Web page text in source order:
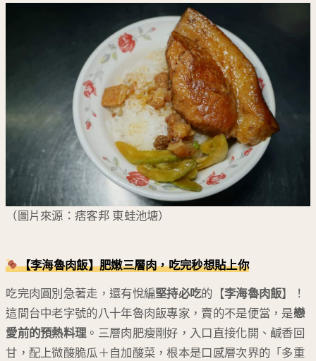
（圖片來源：痞客邦 東蛙池塘）
【李海魯肉飯】肥嫩三層肉，吃完秒想貼上你
吃完肉圓別急著走，還有悅編堅持必吃的【李海魯肉飯】！
這間台中老字號的八十年魯肉飯專家，賣的不是便當，是戀
愛前的預熱料理。三層肉肥瘦剛好，入口直接化開、鹹香回
甘，配上微酸脆瓜＋自加酸菜，根本是口感層次界的「多重